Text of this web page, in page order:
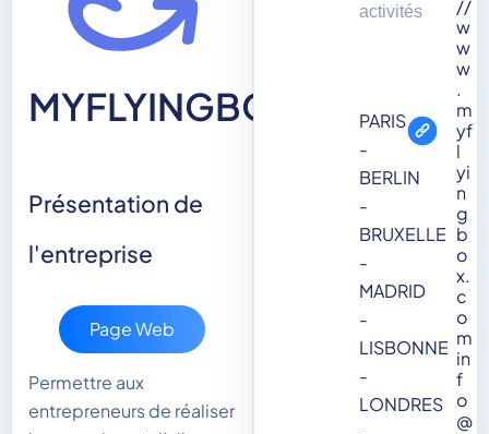
MYFLYINGBOX
Présentation de
l'entreprise
Page Web
Permettre aux
entrepreneurs de réaliser
activités
PARIS
-
BERLIN
-
BRUXELLE
-
MADRID
-
LISBONNE
-
LONDRES
//
w
w
w
.
m
yf
l
yi
n
g
b
o
x.
c
o
m
in
f
o
@